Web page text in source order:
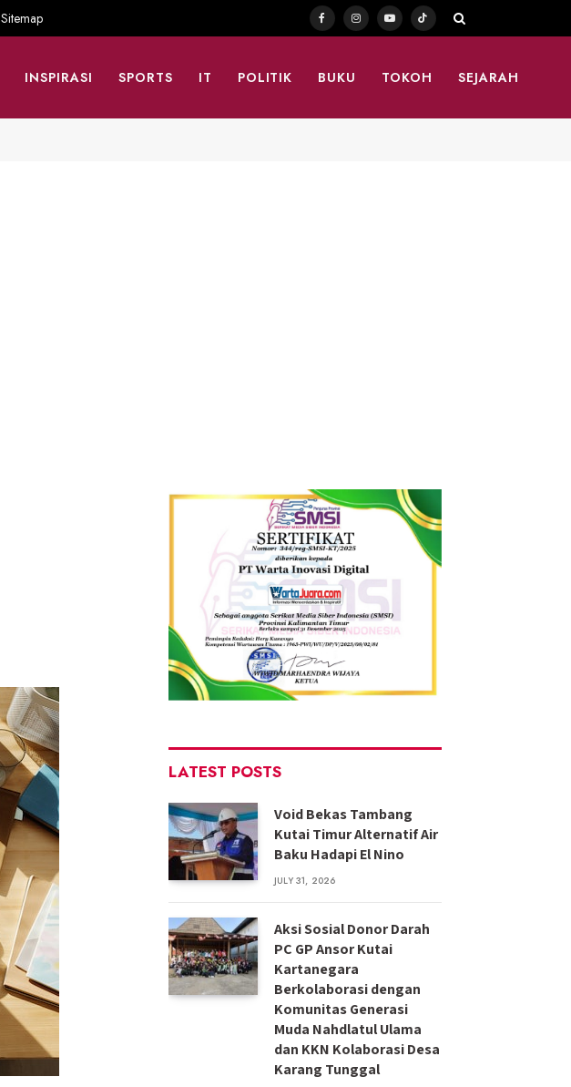
Sitemap FacebookInstagramYouTubeTikTok
INSPIRASI SPORTS IT POLITIK BUKU TOKOH SEJARAH
LATEST POSTS
Void Bekas Tambang
Kutai Timur Alternatif Air
Baku Hadapi El Nino
JULY 31, 2026
Aksi Sosial Donor Darah
PC GP Ansor Kutai
Kartanegara
Berkolaborasi dengan
Komunitas Generasi
Muda Nahdlatul Ulama
dan KKN Kolaborasi Desa
Karang Tunggal